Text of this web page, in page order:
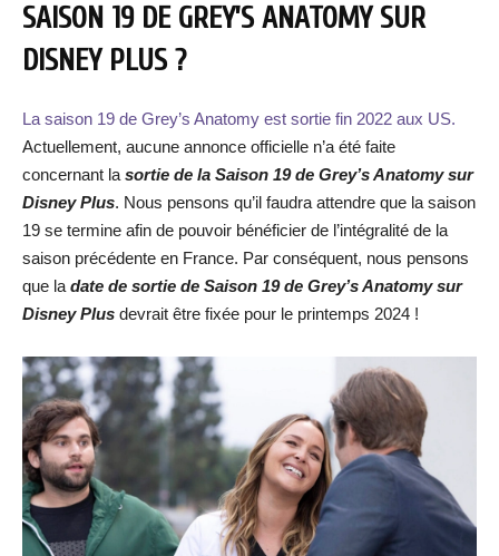
SAISON 19 DE GREY’S ANATOMY SUR
DISNEY PLUS ?
La saison 19 de Grey’s Anatomy est sortie fin 2022 aux US.
Actuellement, aucune annonce officielle n’a été faite
concernant la sortie de la Saison 19 de Grey’s Anatomy sur
Disney Plus. Nous pensons qu’il faudra attendre que la saison
19 se termine afin de pouvoir bénéficier de l’intégralité de la
saison précédente en France. Par conséquent, nous pensons
que la date de sortie de Saison 19 de Grey’s Anatomy sur
Disney Plus devrait être fixée pour le printemps 2024 !